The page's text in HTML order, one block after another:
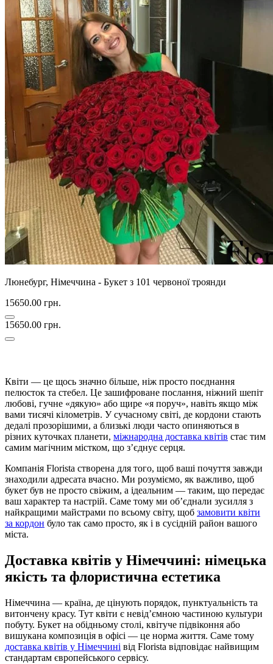
Люнебург, Німеччина - Букет з 101 червоної троянди
15650.00 грн.
15650.00 грн.
Квіти — це щось значно більше, ніж просто поєднання
пелюсток та стебел. Це зашифроване послання, ніжний шепіт
любові, гучне «дякую» або щире «я поруч», навіть якщо між
вами тисячі кілометрів. У сучасному світі, де кордони стають
дедалі прозорішими, а близькі люди часто опиняються в
різних куточках планети, міжнародна доставка квітів стає тим
самим магічним містком, що з’єднує серця.
Компанія Florista створена для того, щоб ваші почуття завжди
знаходили адресата вчасно. Ми розуміємо, як важливо, щоб
букет був не просто свіжим, а ідеальним — таким, що передає
ваш характер та настрій. Саме тому ми об’єднали зусилля з
найкращими майстрами по всьому світу, щоб замовити квіти
за кордон було так само просто, як і в сусідній район вашого
міста.
Доставка квітів у Німеччині: німецька
якість та флористична естетика
Німеччина — країна, де цінують порядок, пунктуальність та
витончену красу. Тут квіти є невід’ємною частиною культури
побуту. Букет на обідньому столі, квітуче підвіконня або
вишукана композиція в офісі — це норма життя. Саме тому
доставка квітів у Німеччині від Florista відповідає найвищим
стандартам європейського сервісу.